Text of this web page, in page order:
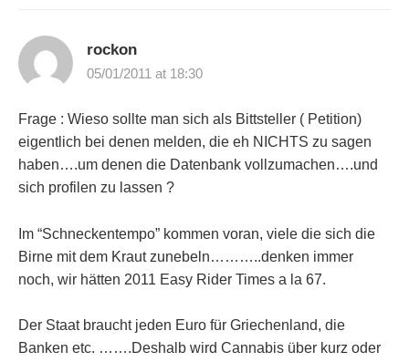
rockon
05/01/2011 at 18:30
Frage : Wieso sollte man sich als Bittsteller ( Petition)
eigentlich bei denen melden, die eh NICHTS zu sagen
haben….um denen die Datenbank vollzumachen….und
sich profilen zu lassen ?
Im “Schneckentempo” kommen voran, viele die sich die
Birne mit dem Kraut zunebeln………..denken immer
noch, wir hätten 2011 Easy Rider Times a la 67.
Der Staat braucht jeden Euro für Griechenland, die
Banken etc. …….Deshalb wird Cannabis über kurz oder